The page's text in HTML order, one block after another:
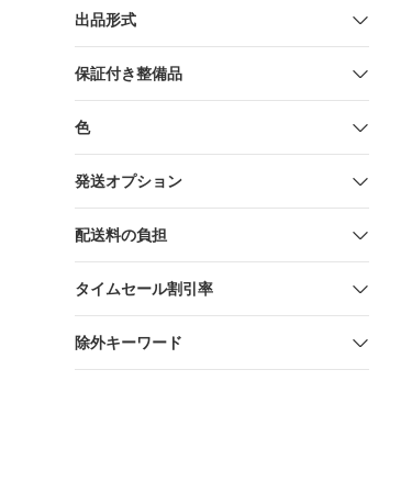
出品形式
保証付き整備品
色
発送オプション
配送料の負担
タイムセール割引率
除外キーワード